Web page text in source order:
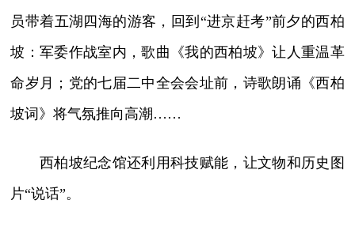
员带着五湖四海的游客，回到“进京赶考”前夕的西柏
坡：军委作战室内，歌曲《我的西柏坡》让人重温革
命岁月；党的七届二中全会会址前，诗歌朗诵《西柏
坡词》将气氛推向高潮……
西柏坡纪念馆还利用科技赋能，让文物和历史图
片“说话”。